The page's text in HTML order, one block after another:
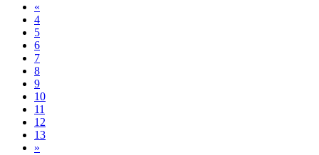
«
4
5
6
7
8
9
10
11
12
13
»